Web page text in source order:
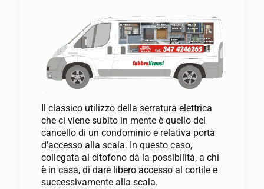
Il classico utilizzo della serratura elettrica
che ci viene subito in mente è quello del
cancello di un condominio e relativa porta
d’accesso alla scala. In questo caso,
collegata al citofono dà la possibilità, a chi
è in casa, di dare libero accesso al cortile e
successivamente alla scala.